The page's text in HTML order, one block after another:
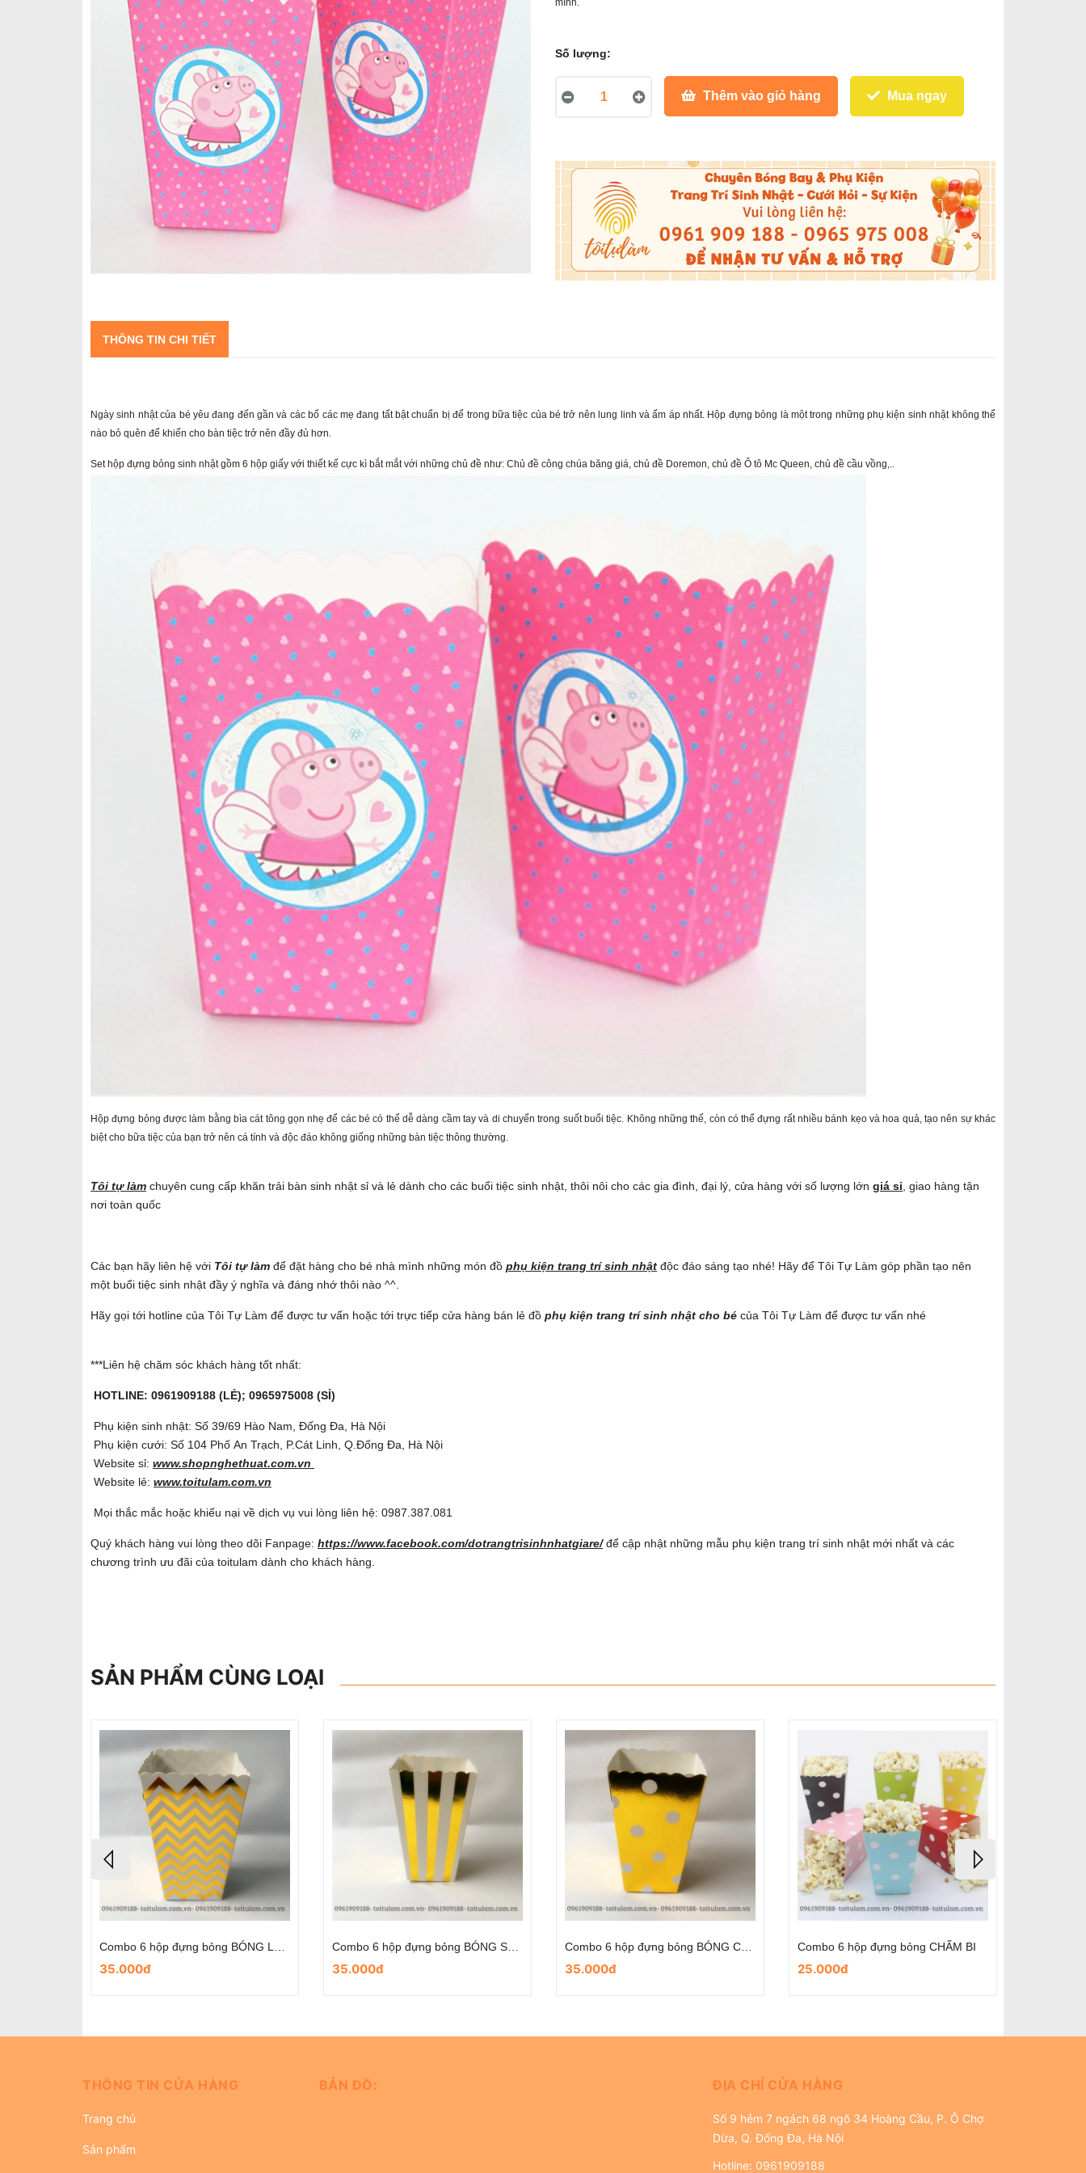
mình.
Số lượng:
Thêm vào giỏ hàng Mua ngay
THÔNG TIN CHI TIẾT
Ngày sinh nhật của bé yêu đang đến gần và các bố các mẹ đang tất bật chuẩn bị để trong bữa tiệc của bé trở nên lung linh và ấm áp nhất. Hộp đựng bỏng là một trong những phụ kiện sinh nhật không thể
nào bỏ quên để khiến cho bàn tiệc trở nên đầy đủ hơn.
Set hộp đựng bỏng sinh nhật gồm 6 hộp giấy với thiết kế cực kì bắt mắt với những chủ đề như: Chủ đề công chúa băng giá, chủ đề Doremon, chủ đề Ô tô Mc Queen, chủ đề cầu vồng,..
Hộp đựng bỏng được làm bằng bìa cát tông gọn nhẹ để các bé có thể dễ dàng cầm tay và di chuyển trong suốt buổi tiệc. Không những thế, còn có thể đựng rất nhiều bánh kẹo và hoa quả, tạo nên sự khác
biệt cho bữa tiệc của bạn trở nên cá tính và độc đáo không giống những bàn tiệc thông thường.
Tôi tự làm chuyên cung cấp khăn trải bàn sinh nhật sỉ và lẻ dành cho các buổi tiệc sinh nhật, thôi nôi cho các gia đình, đại lý, cửa hàng với số lượng lớn giá sỉ , giao hàng tận
nơi toàn quốc
Các bạn hãy liên hệ với Tôi tự làm để đặt hàng cho bé nhà mình những món đồ phụ kiện trang trí sinh nhật độc đáo sáng tạo nhé! Hãy để Tôi Tự Làm góp phần tạo nên
một buổi tiệc sinh nhật đầy ý nghĩa và đáng nhớ thôi nào ^^.
Hãy gọi tới hotline của Tôi Tự Làm để được tư vấn hoặc tới trực tiếp cửa hàng bán lẻ đồ phụ kiện trang trí sinh nhật cho bé của Tôi Tự Làm để được tư vấn nhé
***Liên hệ chăm sóc khách hàng tốt nhất:
HOTLINE: 0961909188 (LẺ); 0965975008 (SỈ)
Phụ kiện sinh nhật: Số 39/69 Hào Nam, Đống Đa, Hà Nội
Phụ kiện cưới: Số 104 Phố An Trạch, P.Cát Linh, Q.Đống Đa, Hà Nội
Website sỉ: www.shopnghethuat.com.vn
Website lẻ: www.toitulam.com.vn
Mọi thắc mắc hoặc khiếu nại về dịch vụ vui lòng liên hệ: 0987.387.081
Quý khách hàng vui lòng theo dõi Fanpage: https://www.facebook.com/dotrangtrisinhnhatgiare/để cập nhật những mẫu phụ kiện trang trí sinh nhật mới nhất và các
chương trình ưu đãi của toitulam dành cho khách hàng.
SẢN PHẨM CÙNG LOẠI
35.000đ 35.000đ 35.000đ
Combo 6 hộp đựng bỏng CHẤM BI
25.000đ
THÔNG TIN CỬA HÀNG
Trang chủ
Sản phẩm
BẢN ĐỒ: ĐỊA CHỈ CỬA HÀNG
Số 9 hẻm 7 ngách 68 ngõ 34 Hoàng Cầu, P. Ô Chợ
Dừa, Q. Đống Đa, Hà Nội
Hotline: 0961909188